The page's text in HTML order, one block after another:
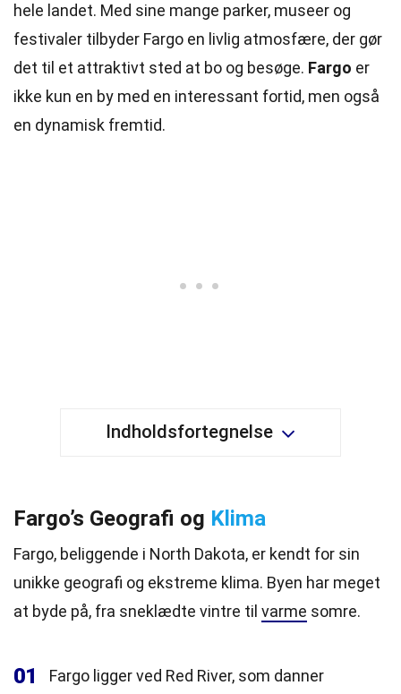
hele landet. Med sine mange parker, museer og
festivaler tilbyder Fargo en livlig atmosfære, der gør
det til et attraktivt sted at bo og besøge. Fargo er
ikke kun en by med en interessant fortid, men også
en dynamisk fremtid.
Indholdsfortegnelse
Fargo’s Geografi og Klima
Fargo, beliggende i North Dakota, er kendt for sin
unikke geografi og ekstreme klima. Byen har meget
at byde på, fra sneklædte vintre til varme somre.
01
Fargo ligger ved Red River, som danner